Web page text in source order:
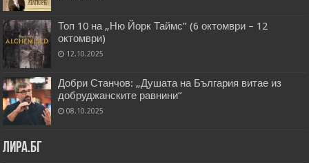
Топ 10 на „Ню Йорк Таймс” (6 октомври – 12
октомври)
12.10.2025
Добри Станчов: „Душата на България витае из
добруджанските равнини“
08.10.2025
Лира.бг